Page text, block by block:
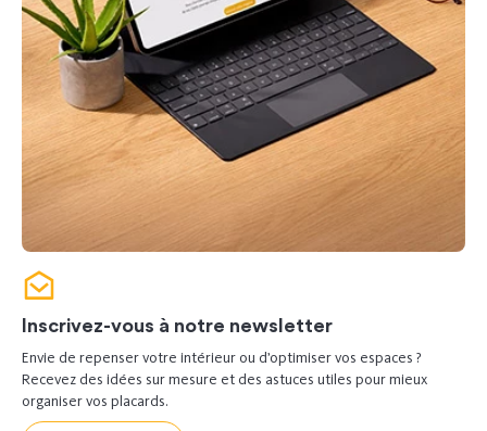
Inscrivez-vous à notre newsletter
Envie de repenser votre intérieur ou d’optimiser vos espaces ?
Recevez des idées sur mesure et des astuces utiles pour mieux
organiser vos placards.